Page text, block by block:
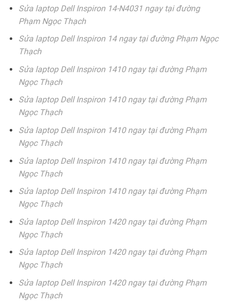
Sửa laptop Dell Inspiron 14-N4031 ngay tại đường
Phạm Ngọc Thạch
Sửa laptop Dell Inspiron 14 ngay tại đường Phạm Ngọc
Thạch
Sửa laptop Dell Inspiron 1410 ngay tại đường Phạm
Ngọc Thạch
Sửa laptop Dell Inspiron 1410 ngay tại đường Phạm
Ngọc Thạch
Sửa laptop Dell Inspiron 1410 ngay tại đường Phạm
Ngọc Thạch
Sửa laptop Dell Inspiron 1410 ngay tại đường Phạm
Ngọc Thạch
Sửa laptop Dell Inspiron 1410 ngay tại đường Phạm
Ngọc Thạch
Sửa laptop Dell Inspiron 1420 ngay tại đường Phạm
Ngọc Thạch
Sửa laptop Dell Inspiron 1420 ngay tại đường Phạm
Ngọc Thạch
Sửa laptop Dell Inspiron 1420 ngay tại đường Phạm
Ngọc Thạch